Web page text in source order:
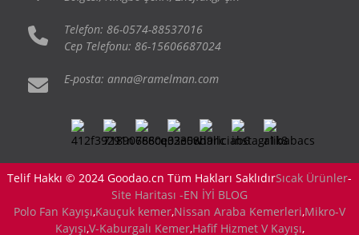
Telefon: 86-0574-88537016
Cep Telefonu: 86-15606687024
E-posta: anna@ramelman.com
Telif Hakkı © 2024 Goodao.cn Tüm Hakları SaklıdırSıcak Ürünler-
Site Haritası -EN İYİ BLOG
Polo Fan Kayışı,Kauçuk kemer,Nissan Araba Kemerleri,Mikro-V
Kayışı,V-Kaburgalı Kemer,Hafif Hizmet V Kayışı,